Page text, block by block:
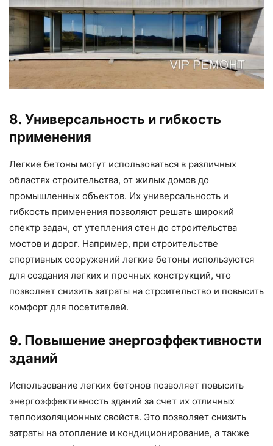
8. Универсальность и гибкость
применения
Легкие бетоны могут использоваться в различных
областях строительства, от жилых домов до
промышленных объектов. Их универсальность и
гибкость применения позволяют решать широкий
спектр задач, от утепления стен до строительства
мостов и дорог. Например, при строительстве
спортивных сооружений легкие бетоны используются
для создания легких и прочных конструкций, что
позволяет снизить затраты на строительство и повысить
комфорт для посетителей.
9. Повышение энергоэффективности
зданий
Использование легких бетонов позволяет повысить
энергоэффективность зданий за счет их отличных
теплоизоляционных свойств. Это позволяет снизить
затраты на отопление и кондиционирование, а также